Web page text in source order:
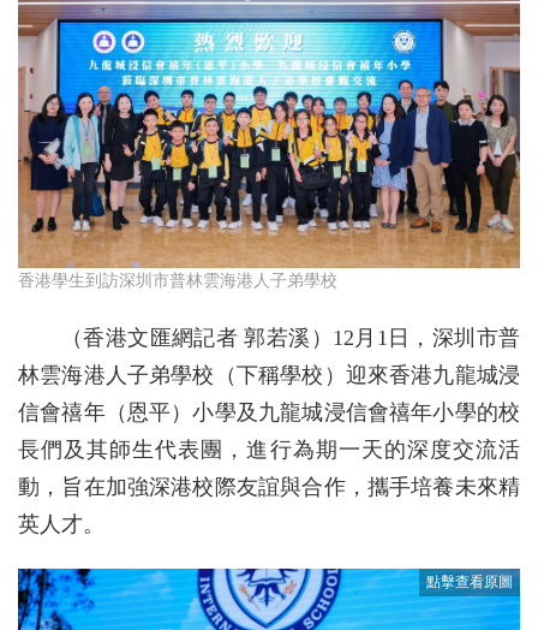
香港學生到訪深圳市普林雲海港人子弟學校
（香港文匯網記者 郭若溪）12月1日，深圳市普
林雲海港人子弟學校（下稱學校）迎來香港九龍城浸
信會禧年（恩平）小學及九龍城浸信會禧年小學的校
長們及其師生代表團，進行為期一天的深度交流活
動，旨在加強深港校際友誼與合作，攜手培養未來精
英人才。